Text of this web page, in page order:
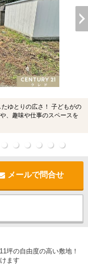
ゆとりの広さ！ 子どもがの
、趣味や仕事のスペースを
メールで問合せ
坪の自由度の高い敷地！
ます